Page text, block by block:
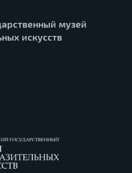
музей
искусств